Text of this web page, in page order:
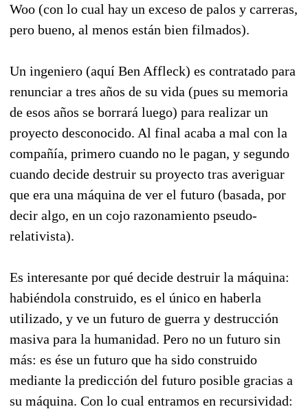
Woo (con lo cual hay un exceso de palos y carreras,
pero bueno, al menos están bien filmados).
Un ingeniero (aquí Ben Affleck) es contratado para
renunciar a tres años de su vida (pues su memoria
de esos años se borrará luego) para realizar un
proyecto desconocido. Al final acaba a mal con la
compañía, primero cuando no le pagan, y segundo
cuando decide destruir su proyecto tras averiguar
que era una máquina de ver el futuro (basada, por
decir algo, en un cojo razonamiento pseudo-
relativista).
Es interesante por qué decide destruir la máquina:
habiéndola construido, es el único en haberla
utilizado, y ve un futuro de guerra y destrucción
masiva para la humanidad. Pero no un futuro sin
más: es ése un futuro que ha sido construido
mediante la predicción del futuro posible gracias a
su máquina. Con lo cual entramos en recursividad: